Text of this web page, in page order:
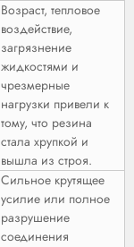
Возраст, тепловое
воздействие,
загрязнение
жидкостями и
чрезмерные
нагрузки привели к
тому, что резина
стала хрупкой и
вышла из строя.
Сильное крутящее
усилие или полное
разрушение
соединения